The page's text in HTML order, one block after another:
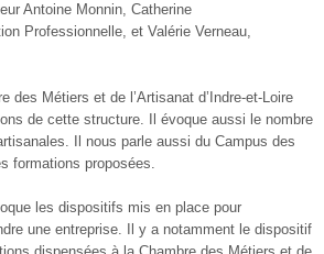
Antoine Monnin, Catherine
Professionnelle, et Valérie Verneau,
des Métiers et de l’Artisanat d’Indre-et-Loire
de cette structure. Il évoque aussi le nombre
Il nous parle aussi du Campus des
formations proposées.
les dispositifs mis en place pour
une entreprise. Il y a notamment le dispositif